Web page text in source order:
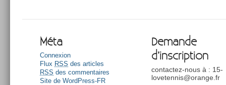
Méta
Connexion
Flux RSS des articles
RSS des commentaires
Site de WordPress-FR
Demande
d’inscription
contactez-nous à : 15-
lovetennis@orange.fr